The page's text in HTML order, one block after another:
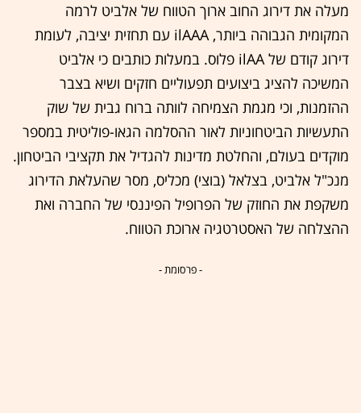
מעלה את דירוג החוב ארוך הטווח של אלביט לרמה
המקומית הגבוהה ביותר, ilAAA עם תחזית יציבה, לעומת
דירוג קודם של ilAA פלוס. במעלות כותבים כי אלביט
המשיכה להציג ביצועים תפעוליים חזקים ושיא בצבר
ההזמנות, וכי מגמת הצמיחה לוותה ברוח גבית של שוק
התעשיות הביטחוניות לאור ההסלמה הגאו-פוליטית במספר
מוקדים בעולם, והחלטת מדינות להגדיל את תקציבי הביטחון.
מנכ"ל אלביט, בצלאל (בוצי) מכליס, מסר שהעלאת הדירוג
משקפת את החוזק של הפרופיל הפיננסי של החברה ואת
ההצלחה של האסטרטגיה ארוכת הטווח.
- פרסומת -